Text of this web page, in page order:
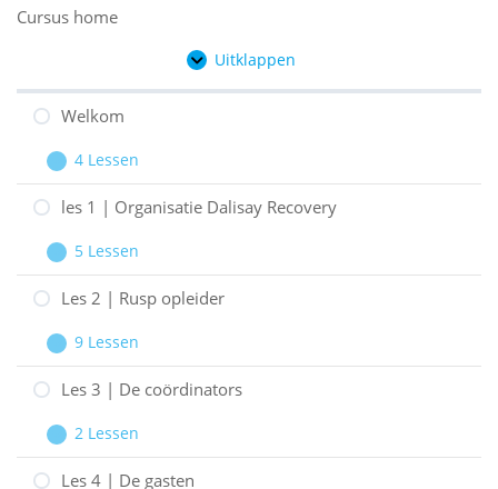
Cursus home
Uitklappen
Hoofdstukken
Welkom
Uitbreiden
Welkom
4 Lessen
les 1 | Organisatie Dalisay Recovery
Uitbreiden
les
1
Organisatie
Dalisay
5 Lessen
Les 2 | Rusp opleider
Uitbreiden
Les
2
Rusp
opleider
9 Lessen
Les 3 | De coördinators
Uitbreiden
Les
3
2 Lessen
Les 4 | De gasten